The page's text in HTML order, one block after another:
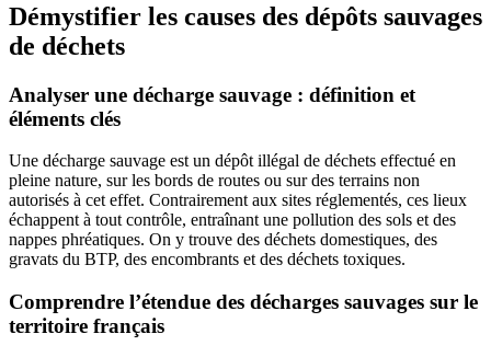
Démystifier les causes des dépôts sauvages
de déchets
Analyser une décharge sauvage : définition et
éléments clés
Une décharge sauvage est un dépôt illégal de déchets effectué en
pleine nature, sur les bords de routes ou sur des terrains non
autorisés à cet effet. Contrairement aux sites réglementés, ces lieux
échappent à tout contrôle, entraînant une pollution des sols et des
nappes phréatiques. On y trouve des déchets domestiques, des
gravats du BTP, des encombrants et des déchets toxiques.
Comprendre l’étendue des décharges sauvages sur le
territoire français